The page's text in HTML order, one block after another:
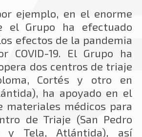
ejemplo, en el enorme
el Grupo ha efectuado
efectos de la pandemia
COVID-19. El Grupo ha
dos centros de triaje
Cortés y otro en
ha apoyado en el
materiales médicos para
de Triaje (San Pedro
y Tela, Atlántida), así